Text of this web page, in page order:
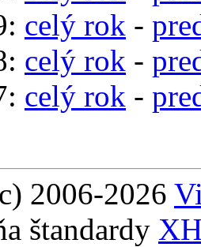
celý rok -
celý rok -
celý rok -
2006-2026
štandardy